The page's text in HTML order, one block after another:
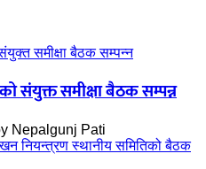
संयुक्त समीक्षा बैठक सम्पन्न
Nepalgunj Pati